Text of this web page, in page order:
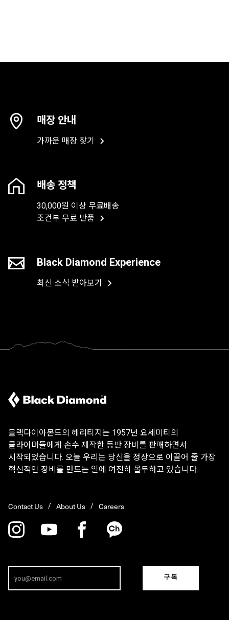
매장 안내
가까운 매장 찾기
배송 정책
30,000원 이상 무료배송
조건부 무료 반품
Black Diamond Experience
최신 소식 받아보기
블랙다이아몬드의 헤리티지는 1957년 요세미티의
클라이머들에게 손수 제작한 등반 장비를 판매하면서
시작되었습니다. 오늘 우리는 당신을 정상으로 이끌어 줄 가장
혁신적인 장비를 만드는 일에 여전히 몰두하고 있습니다.
Contact Us About Us Careers
구독